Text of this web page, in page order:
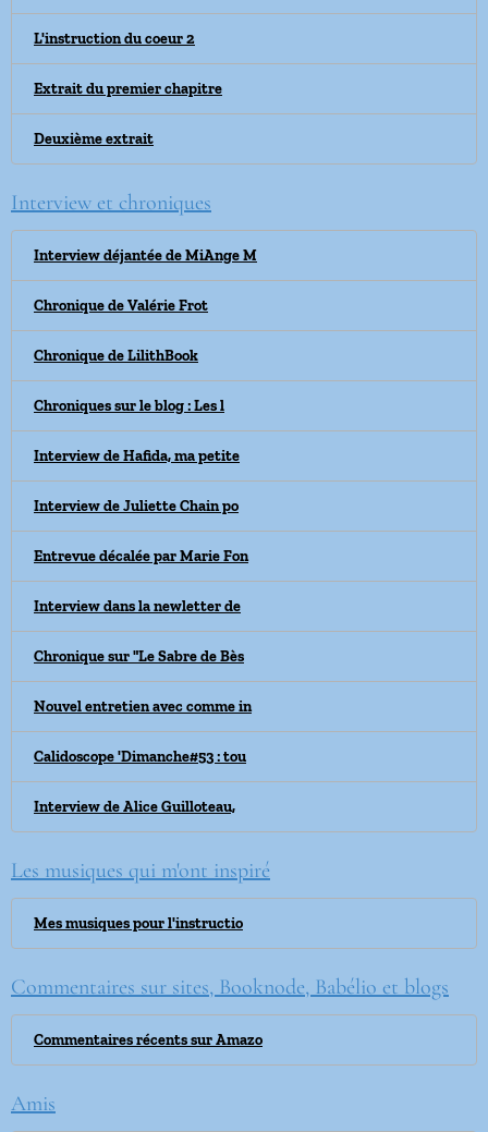
L'instruction du coeur 2
Extrait du premier chapitre
Deuxième extrait
Interview et chroniques
Interview déjantée de MiAnge M
Chronique de Valérie Frot
Chronique de LilithBook
Chroniques sur le blog : Les l
Interview de Hafida, ma petite
Interview de Juliette Chain po
Entrevue décalée par Marie Fon
Interview dans la newletter de
Chronique sur "Le Sabre de Bès
Nouvel entretien avec comme in
Calidoscope 'Dimanche#53 : tou
Interview de Alice Guilloteau,
Les musiques qui m'ont inspiré
Mes musiques pour l'instructio
Commentaires sur sites, Booknode, Babélio et blogs
Commentaires récents sur Amazo
Amis